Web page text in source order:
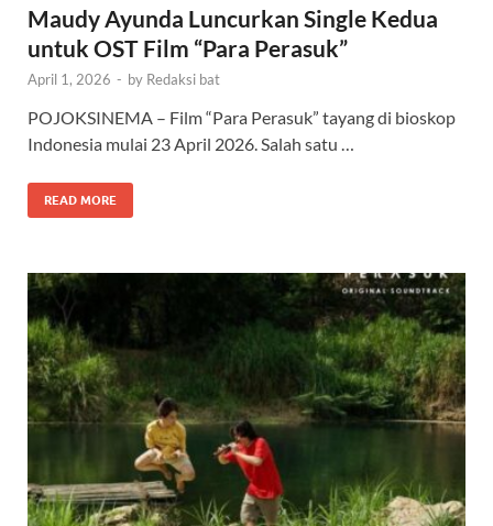
Maudy Ayunda Luncurkan Single Kedua
untuk OST Film “Para Perasuk”
April 1, 2026 - by Redaksi bat
POJOKSINEMA – Film “Para Perasuk” tayang di bioskop
Indonesia mulai 23 April 2026. Salah satu …
READ MORE